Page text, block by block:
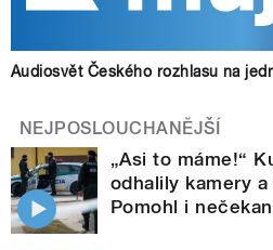
Audiosvět Českého rozhlasu na
NEJPOSLOUCHANĚJŠÍ
„Asi to máme!“
odhalily kamery
Pomohl i